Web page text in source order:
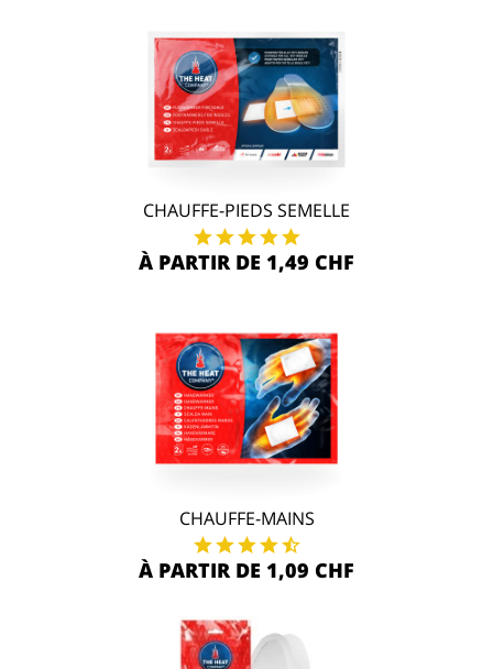
CHAUFFE-PIEDS SEMELLE
À PARTIR DE 1,49 CHF
CHAUFFE-MAINS
À PARTIR DE 1,09 CHF